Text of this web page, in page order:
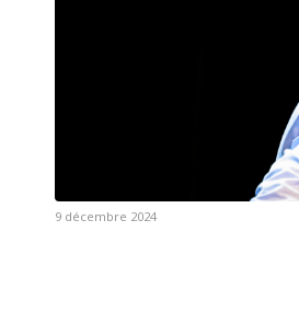
9 décembre 2024